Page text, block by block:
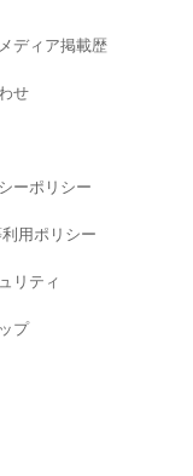
ディア掲載歴
せ
ーポリシー
用ポリシー
リティ
プ